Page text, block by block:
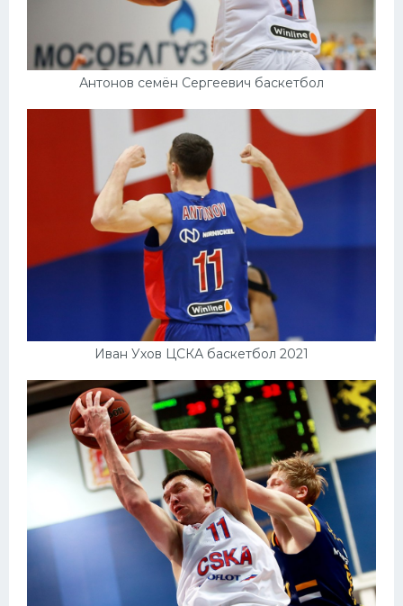
Антонов семён Сергеевич баскетбол
Иван Ухов ЦСКА баскетбол 2021